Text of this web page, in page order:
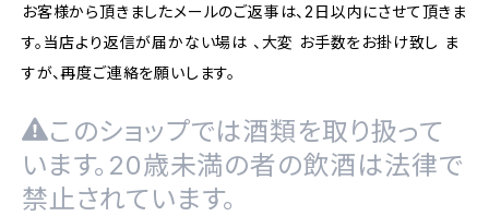
お客様から頂きましたメールのご返事は、2日以内にさせて頂きま
す。当店より返信が届かない場は 、大変 お手数をお掛け致し ま
すが、再度ご連絡を願いします。
このショップでは酒類を取り扱って
います。20歳未満の者の飲酒は法律で
禁止されています。